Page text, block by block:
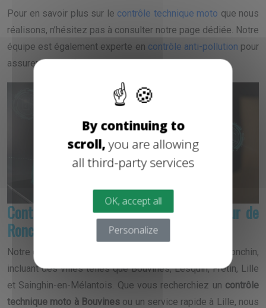
By continuing to
scroll,you are allowing
all third-party services
OK, accept all
Personalize
Pour en savoir plus sur le contrôle technique moto que nous
réalisons, n’hésitez pas à consulter notre page dédiée. Notre
équipe est également experte en contrôle anti-pollution pour
assurer une conformité totale de votre moto.
Contrôle technique moto dans le secteur de
Ronchin et ses environs
Notre centre intervient dans toute la zone autour de Ronchin,
incluant des villes telles que Bouvines, Lesquin, Fretin, Lille
et Sainghin-en-Mélantois. Que vous recherchiez un contrôle
technique moto à Bouvinesou un service rapide à Lille, nous